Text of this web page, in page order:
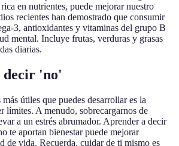
en nutrientes, puede mejorar nuestro
recientes han demostrado que consumir
3, antioxidantes y vitaminas del grupo B
mental. Incluye frutas, verduras y grasas
diarias.
decir 'no'
útiles que puedes desarrollar es la
límites. A menudo, sobrecargarnos de
a un estrés abrumador. Aprender a decir
te aportan bienestar puede mejorar
de vida. Recuerda, cuidar de ti mismo es